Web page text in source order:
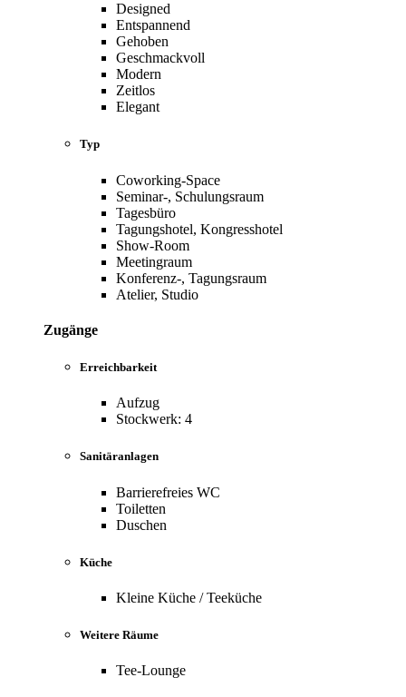
Designed
Entspannend
Gehoben
Geschmackvoll
Modern
Zeitlos
Elegant
Typ
Coworking-Space
Seminar-, Schulungsraum
Tagesbüro
Tagungshotel, Kongresshotel
Show-Room
Meetingraum
Konferenz-, Tagungsraum
Atelier, Studio
Zugänge
Erreichbarkeit
Aufzug
Stockwerk: 4
Sanitäranlagen
Barrierefreies WC
Toiletten
Duschen
Küche
Kleine Küche / Teeküche
Weitere Räume
Tee-Lounge